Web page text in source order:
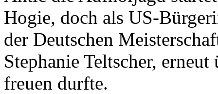
Hogie, doch als US-
der Deutschen
Stephanie Teltscher,
freuen durfte.